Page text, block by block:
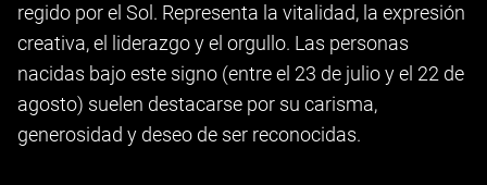
regido por el Sol. Representa la vitalidad, la expresión
creativa, el liderazgo y el orgullo. Las personas
nacidas bajo este signo (entre el 23 de julio y el 22 de
agosto) suelen destacarse por su carisma,
generosidad y deseo de ser reconocidas.